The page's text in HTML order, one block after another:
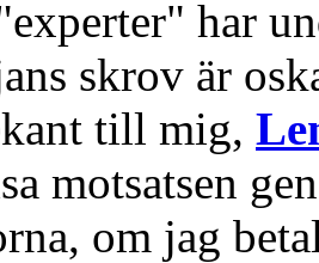
har
skrov är
till mig,
motsatsen
om jag